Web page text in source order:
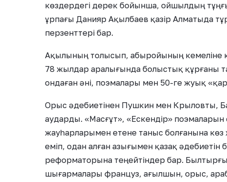
көздердегі дерек бойынша, ойшылдың
ұрпағы Данияр Ақылбаев қазір Алматыда
перзенттері бар.
Ақылының толысып, абыройының кемеліне
78 жылдар аралығында болыстық құрғаны
ондаған әні, поэмалары мен 50-ге жуық
Орыс әдебиетінен Пушкин мен Крыловты,
аударды. «Масғұт», «Ескендір»
жауһарларымен етене таныс болғанына көз
еміп, одан алған азығымен қазақ
реформаторына теңейтіндер бар.
шығармалары француз, ағылшын, орыс,